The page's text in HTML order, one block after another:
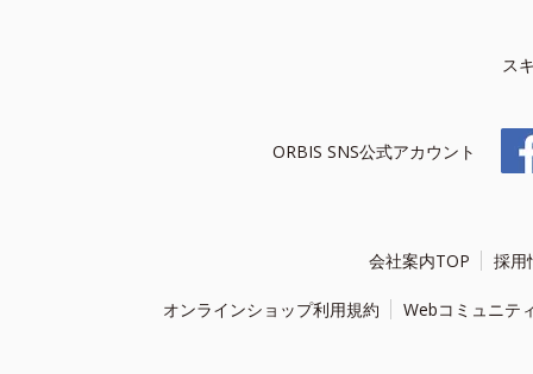
ス
ORBIS SNS公式アカウント
会社案内TOP 採用
オンラインショップ利用規約 Webコミュニテ